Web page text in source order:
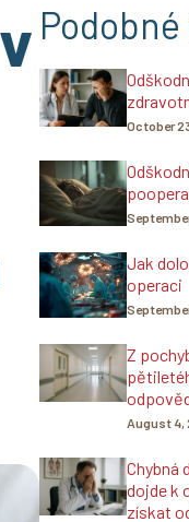
October
Jak
operaci
Z
August 4,
Chybná
dojde k
získat